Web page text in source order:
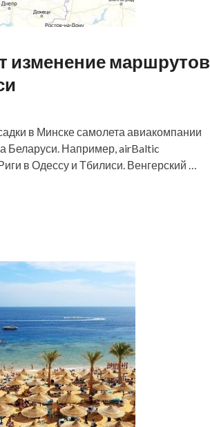
изменение маршрутов
в Минске самолета авиакомпании
Беларуси. Например, airBaltic
в Одессу и Тбилиси. Венгерский …